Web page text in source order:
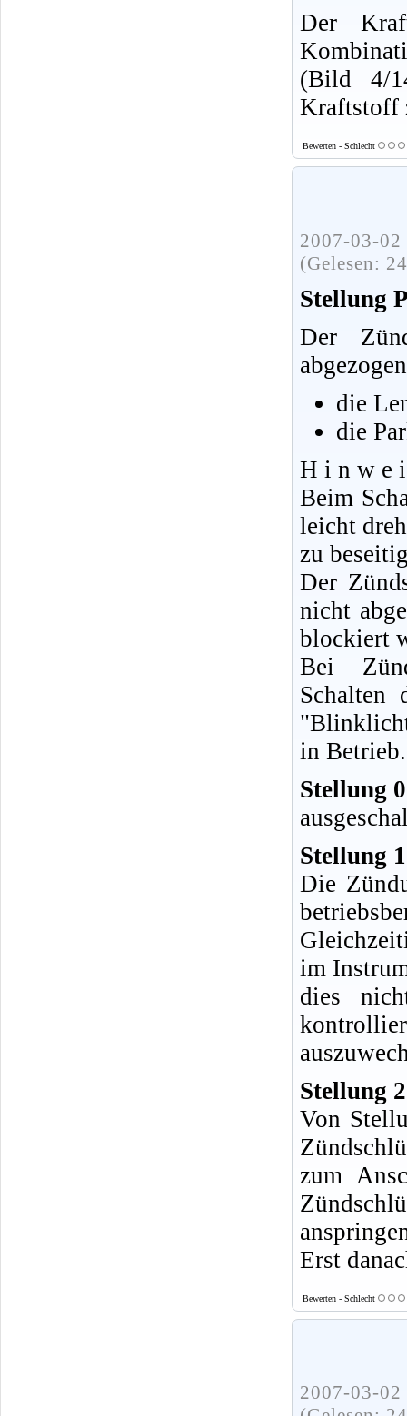
Der
(Bild 4/
Kraftstoff
Bewerten - Schlecht
2007-03-
(Gelesen:
Stellung
Der
die
die
H i n w e
Beim
leicht
zu
Der
nicht
blockiert
Bei
Schalten
in Betrieb.
Stellung
Stellung
Die
im
dies
Stellung
Von
zum
Erst
Bewerten - Schlecht
2007-03-